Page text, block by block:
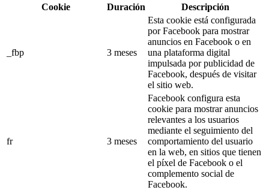
Cookie
Duración Descripción
_fbp 3 meses
Esta cookie está configurada
por Facebook para mostrar
anuncios en Facebook o en
una plataforma digital
impulsada por publicidad de
Facebook, después de visitar
el sitio web.
fr 3 meses
Facebook configura esta
cookie para mostrar anuncios
relevantes a los usuarios
mediante el seguimiento del
comportamiento del usuario
en la web, en sitios que tienen
el píxel de Facebook o el
complemento social de
Facebook.